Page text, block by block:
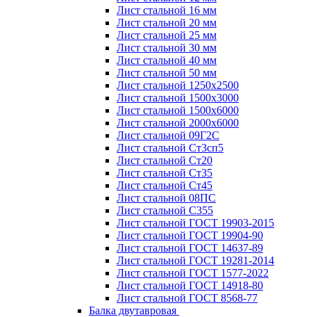
Лист стальной 16 мм
Лист стальной 20 мм
Лист стальной 25 мм
Лист стальной 30 мм
Лист стальной 40 мм
Лист стальной 50 мм
Лист стальной 1250х2500
Лист стальной 1500х3000
Лист стальной 1500х6000
Лист стальной 2000х6000
Лист стальной 09Г2С
Лист стальной Ст3сп5
Лист стальной Ст20
Лист стальной Ст35
Лист стальной Ст45
Лист стальной 08ПС
Лист стальной С355
Лист стальной ГОСТ 19903-2015
Лист стальной ГОСТ 19904-90
Лист стальной ГОСТ 14637-89
Лист стальной ГОСТ 19281-2014
Лист стальной ГОСТ 1577-2022
Лист стальной ГОСТ 14918-80
Лист стальной ГОСТ 8568-77
Балка двутавровая